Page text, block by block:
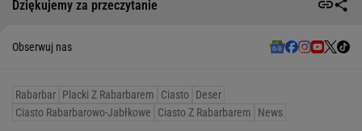
Dziękujemy za przeczytanie
Obserwuj nas
Rabarbar Placki Z Rabarbarem Ciasto Deser
Ciasto Rabarbarowo-Jabłkowe
Ciasto Z Rabarbarem News